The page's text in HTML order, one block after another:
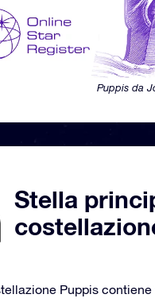
Puppis da
Stella
Puppis